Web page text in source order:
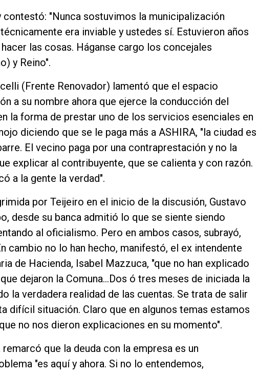
"Nunca sostuvimos la municipalización
era inviable y ustedes sí. Estuvieron años
las cosas. Háganse cargo los concejales
y Reino".
(Frente Renovador) lamentó que el espacio
a su nombre ahora que ejerce la conducción del
la forma de prestar uno de los servicios esenciales en
diciendo que se le paga más a ASHIRA, "la ciudad es
El vecino paga por una contraprestación y no la
explicar al contribuyente, que se calienta y con razón.
a la gente la verdad".
por Teijeiro en el inicio de la discusión, Gustavo
desde su banca admitió lo que se siente siendo
al oficialismo. Pero en ambos casos, subrayó,
cambio no lo han hecho, manifestó, el ex intendente
de Hacienda, Isabel Mazzuca, "que no han explicado
dejaron la Comuna…Dos ó tres meses de iniciada la
la verdadera realidad de las cuentas. Se trata de salir
difícil situación. Claro que en algunos temas estamos
no nos dieron explicaciones en su momento".
que la deuda con la empresa es un
"es aquí y ahora. Si no lo entendemos,